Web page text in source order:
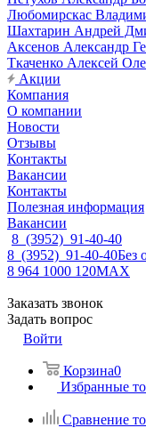
Любомирскас
Шахтарин Андрей
Аксенов Александр
Ткаченко Алексей
Акции
Компания
О компании
Новости
Отзывы
Контакты
Вакансии
Контакты
Полезная информация
Вакансии
8 (3952) 91-40-40
8 (3952) 91-40-40Без
8 964 1000 120MAX
Заказать звонок
Задать вопрос
Войти
Корзина0
Избранные
Сравнение